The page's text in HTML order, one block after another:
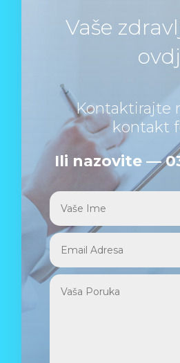
Vaše
Kontaktirajte
kontakt
Ili nazovite —